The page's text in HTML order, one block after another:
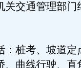
关交通管理部门
桩考、坡道定
、曲线行驶、直